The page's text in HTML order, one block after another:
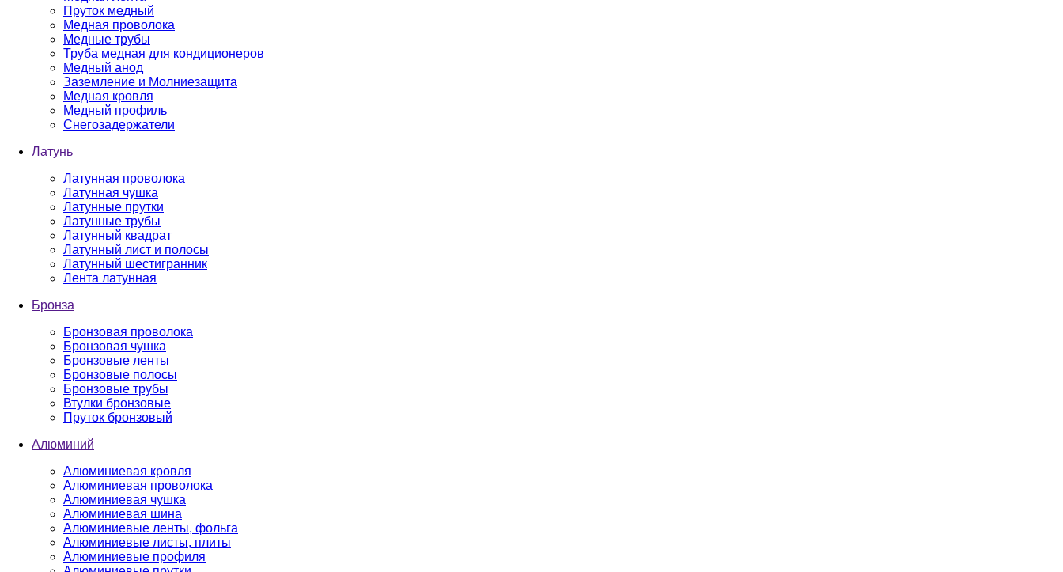
Пруток медный
Медная проволока
Медные трубы
Труба медная для кондиционеров
Медный анод
Заземление и Молниезащита
Медная кровля
Медный профиль
Снегозадержатели
Латунь
Латунная проволока
Латунная чушка
Латунные прутки
Латунные трубы
Латунный квадрат
Латунный лист и полосы
Латунный шестигранник
Лента латунная
Бронза
Бронзовая проволока
Бронзовая чушка
Бронзовые ленты
Бронзовые полосы
Бронзовые трубы
Втулки бронзовые
Пруток бронзовый
Алюминий
Алюминиевая кровля
Алюминиевая проволока
Алюминиевая чушка
Алюминиевая шина
Алюминиевые ленты, фольга
Алюминиевые листы, плиты
Алюминиевые профиля